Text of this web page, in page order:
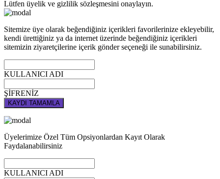
Lütfen üyelik ve gizlilik sözleşmesini onaylayın.
Sitemize üye olarak beğendiğiniz içerikleri favorilerinize ekleyebilir,
kendi ürettiğiniz ya da internet üzerinde beğendiğiniz içerikleri
sitemizin ziyaretçilerine içerik gönder seçeneği ile sunabilirsiniz.
KULLANICI ADI
ŞİFRENİZ
KAYDI TAMAMLA
Üyelerimize Özel Tüm Opsiyonlardan Kayıt Olarak
Faydalanabilirsiniz
KULLANICI ADI